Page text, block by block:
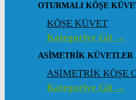
OTURMALI KÖŞE
KÖŞE KÜVET
Kategoriye Git →
ASIMETRIK KÜVETLER
ASİMETRİK KÖŞE
Kategoriye Git →